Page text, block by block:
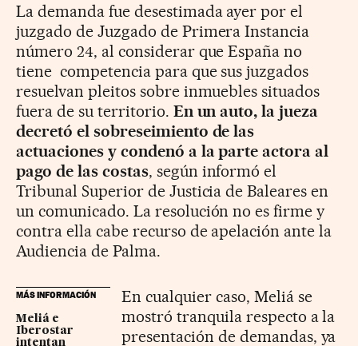
La demanda fue desestimada ayer por el
juzgado de Juzgado de Primera Instancia
número 24, al considerar que España no
tiene competencia para que sus juzgados
resuelvan pleitos sobre inmuebles situados
fuera de su territorio. En un auto, la jueza
decretó el sobreseimiento de las
actuaciones y condenó a la parte actora al
pago de las costas, según informó el
Tribunal Superior de Justicia de Baleares en
un comunicado. La resolución no es firme y
contra ella cabe recurso de apelación ante la
Audiencia de Palma.
MÁS INFORMACIÓN
Meliá e
Iberostar
intentan
En cualquier caso, Meliá se
mostró tranquila respecto a la
presentación de demandas, ya